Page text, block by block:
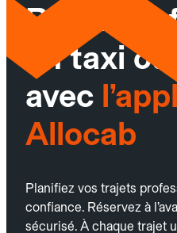
Réservez
un taxi
avec
Allocab
Planifiez vos trajets
confiance. Réservez à
sécurisé. À chaque trajet